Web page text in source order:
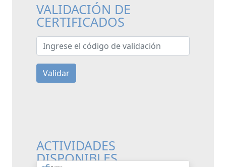
VALIDACIÓN DE
CERTIFICADOS
Ingrese el código de validación
Validar
ACTIVIDADES
DISPONIBLES